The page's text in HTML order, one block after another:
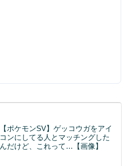
【ポケモンSV】ゲッコウガをアイ
コンにしてる人とマッチングした
んだけど、これって…【画像】